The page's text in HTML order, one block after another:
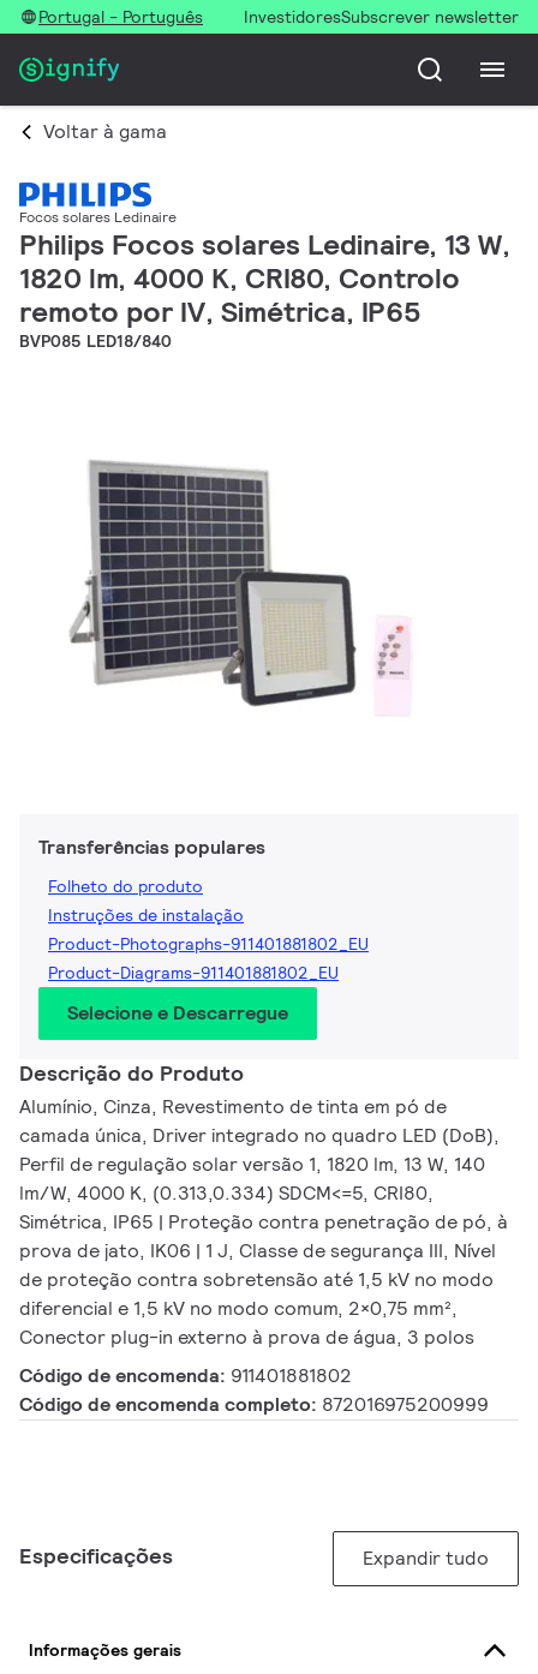
Portugal - Português InvestidoresSubscrever newsletter
Voltar à gama
Focos solares Ledinaire
Philips Focos solares Ledinaire, 13 W,
1820 lm, 4000 K, CRI80, Controlo
remoto por IV, Simétrica, IP65
BVP085 LED18/840
Transferências populares
Folheto do produto
Instruções de instalação
Product-Photographs-911401881802_EU
Product-Diagrams-911401881802_EU
Selecione e Descarregue
Descrição do Produto
Alumínio, Cinza, Revestimento de tinta em pó de
camada única, Driver integrado no quadro LED (DoB),
Perfil de regulação solar versão 1, 1820 lm, 13 W, 140
lm/W, 4000 K, (0.313,0.334) SDCM<=5, CRI80,
Simétrica, IP65 | Proteção contra penetração de pó, à
prova de jato, IK06 | 1 J, Classe de segurança III, Nível
de proteção contra sobretensão até 1,5 kV no modo
diferencial e 1,5 kV no modo comum, 2×0,75 mm²,
Conector plug-in externo à prova de água, 3 polos
Código de encomenda: 911401881802
Código de encomenda completo: 872016975200999
Especificações Expandir tudo
Informações gerais